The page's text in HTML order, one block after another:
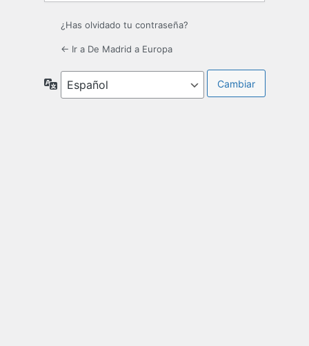
¿Has olvidado tu contraseña?
← Ir a De Madrid a Europa
Idioma